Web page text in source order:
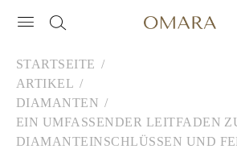
STARTSEITE
ARTIKEL
DIAMANTEN
EIN UMFASSENDER LEITFADEN
DIAMANTEINSCHLÜSSEN UND